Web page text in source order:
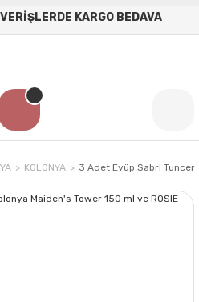
KARGO BEDAVA
KOLONYA 3 Adet Eyüp Sabri Tuncer